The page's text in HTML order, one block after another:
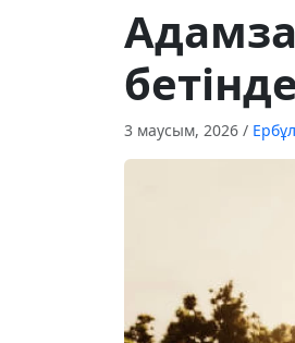
3 маусым, 2026 /